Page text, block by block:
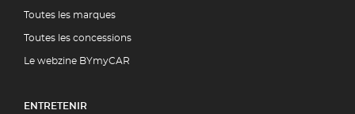
Toutes les marques
Toutes les concessions
Le webzine BYmyCAR
ENTRETENIR